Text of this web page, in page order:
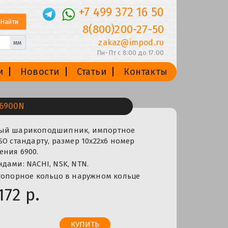
мм
+7 499 372 16 50
8(800)200-27-50
zakaz@impod.ru
Пн-Пт с 8:00 до 17:00
Новости Статьи Контакты
шарикоподшипник, импортное
стандарту, размер 10x22x6 номер
6900.
NACHI, NSK, NTN.
кольцо в наружном кольце
р.